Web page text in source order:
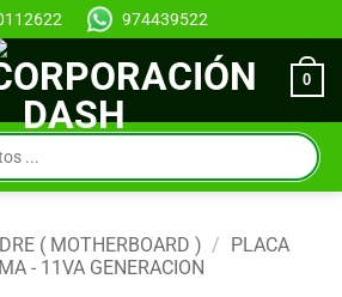
974439522
0
( MOTHERBOARD ) / PLACA
- 11VA GENERACION